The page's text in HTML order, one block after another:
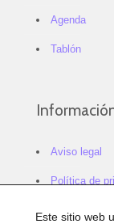
Agenda
Tablón
Aviso legal
Política de
Política de
Este sitio web